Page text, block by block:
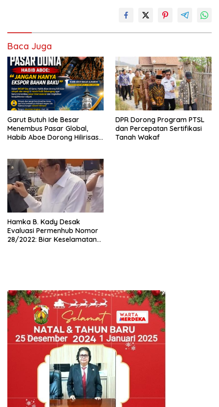
Baca Juga
Garut Butuh Ide Besar
Menembus Pasar Global,
Habib Aboe Dorong Hilirisasi
DPR Dorong Program PTSL
dan Percepatan Sertifikasi
Tanah Wakaf
Hamka B. Kady Desak
Evaluasi Permenhub Nomor
28/2022: Biar Keselamatan